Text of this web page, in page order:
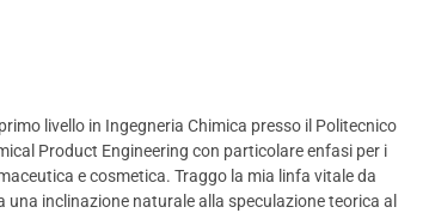
livello in Ingegneria Chimica presso il Politecnico
Product Engineering con particolare enfasi per i
e cosmetica. Traggo la mia linfa vitale da
inclinazione naturale alla speculazione teorica al